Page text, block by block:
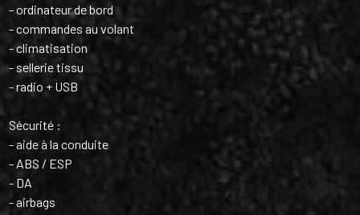
- ordinateur de bord
- commandes au volant
- climatisation
- sellerie tissu
- radio + USB
Sécurité :
- aide à la conduite
- ABS / ESP
- DA
- airbags